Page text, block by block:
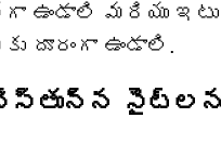
మరియు
ఉండాలి.